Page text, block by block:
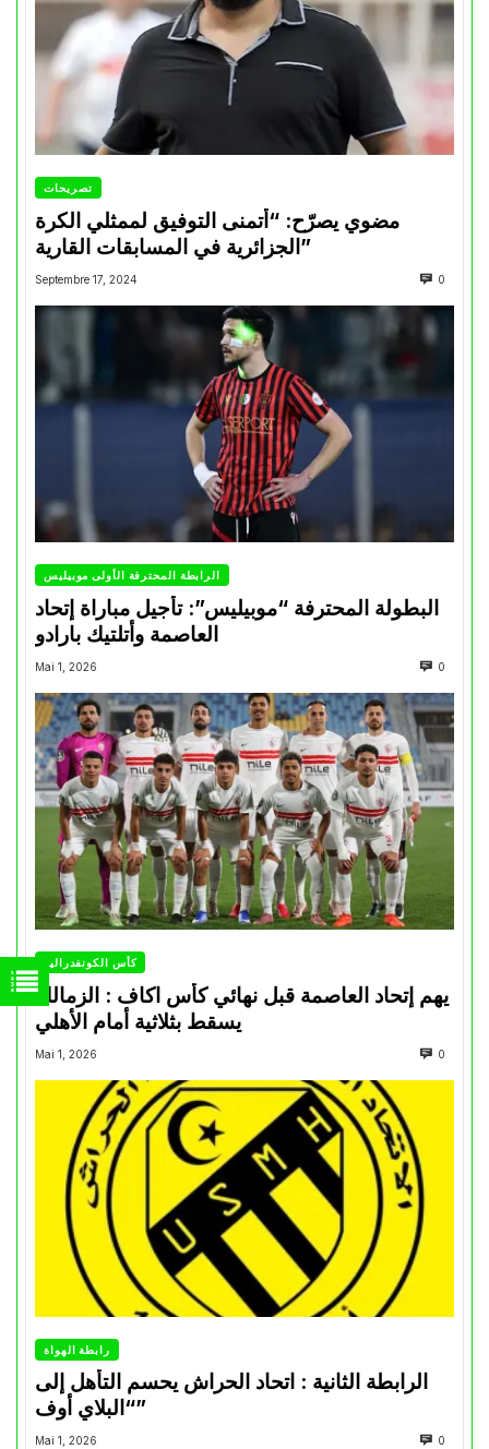
تصريحات
مضوي يصرّح: “أتمنى التوفيق لممثلي الكرة
الجزائرية في المسابقات القارية”
Septembre 17, 2024 0
الرابطة المحترفة الأولى موبيليس
البطولة المحترفة “موبيليس”: تأجيل مباراة إتحاد
العاصمة وأتلتيك بارادو
Mai 1, 2026 0
كأس الكونفدرالية
يهم إتحاد العاصمة قبل نهائي كأس اكاف : الزمالك
Mai 1, 2026 0
رابطة الهواة
الرابطة الثانية : اتحاد الحراش يحسم التأهل إلى
“البلاي أوف”
Mai 1, 2026 0